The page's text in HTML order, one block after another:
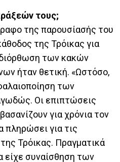
τους;
της παρουσίασής του
της Τρόικας για
των κακών
ήταν θετική. «Ωστόσο,
των
Οι επιπτώσεις
για χρόνια τον
για τις
Τρόικας. Πραγματικά
είχε συναίσθηση των